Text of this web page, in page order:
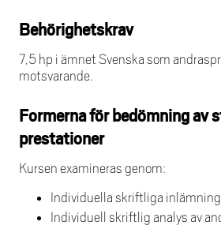
Behörighetskrav
7,5 hp i ämnet Svenska som
motsvarande.
Formerna för bedömning av
prestationer
Kursen examineras genom:
Individuella skriftliga
Individuell skriftlig analys av